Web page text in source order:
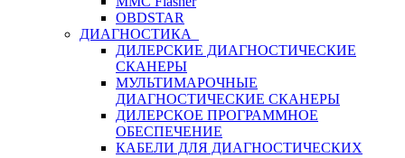
OBDSTAR
ДИАГНОСТИКА
ДИЛЕРСКИЕ ДИАГНОСТИЧЕСКИЕ
СКАНЕРЫ
МУЛЬТИМАРОЧНЫЕ
ДИАГНОСТИЧЕСКИЕ СКАНЕРЫ
ДИЛЕРСКОЕ ПРОГРАММНОЕ
ОБЕСПЕЧЕНИЕ
КАБЕЛИ ДЛЯ ДИАГНОСТИЧЕСКИХ